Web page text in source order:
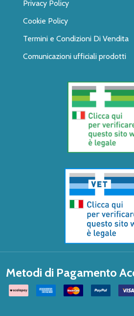
Privacy Policy
Cookie Policy
Termini e Condizioni Di Vendita
Comunicazioni ufficiali prodotti
Metodi di Pagamento